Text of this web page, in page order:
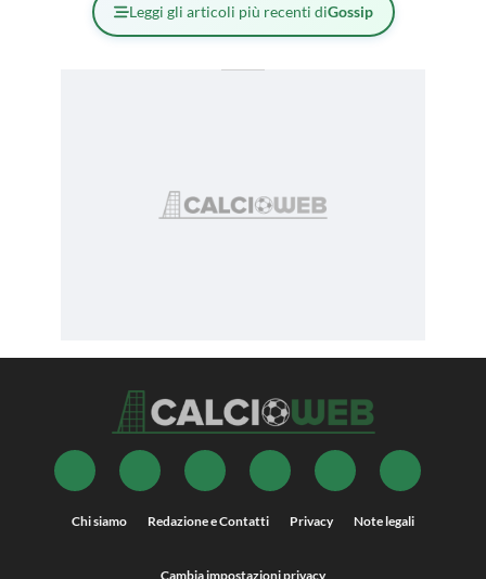
Leggi gli articoli più recenti diGossip
Chi siamo Redazione e Contatti Privacy Note legali
Cambia impostazioni privacy